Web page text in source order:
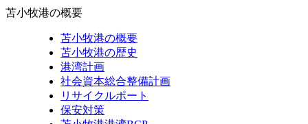
苫小牧港の概要
苫小牧港の概要
苫小牧港の歴史
港湾計画
社会資本総合整備計画
リサイクルポート
保安対策